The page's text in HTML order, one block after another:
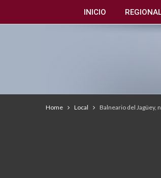
INICIO
Home Local Balneario del Jagüey,